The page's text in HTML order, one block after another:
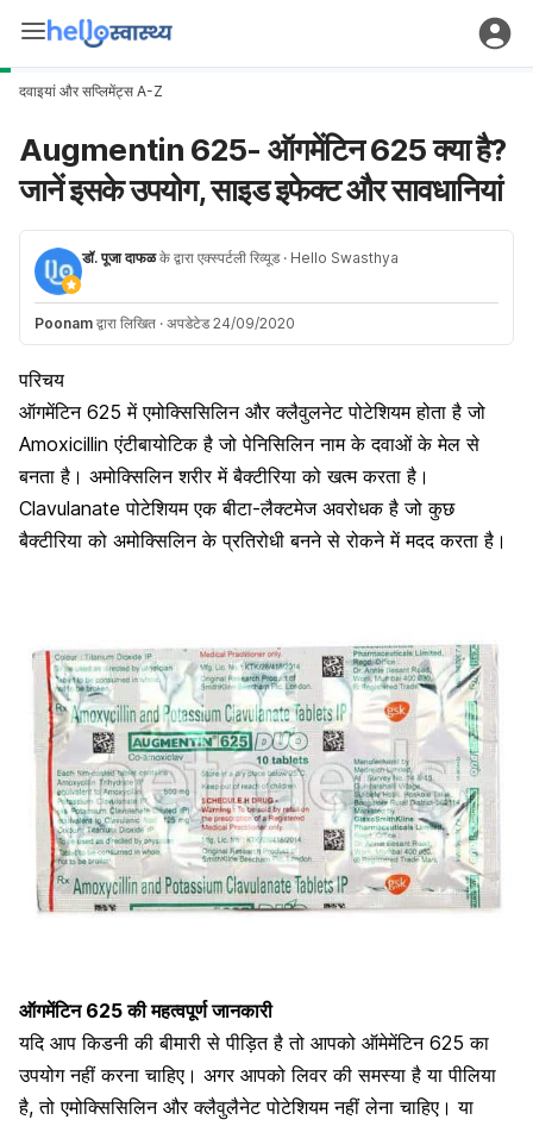
दवाइयां और सप्लिमेंट्स A-Z
Augmentin 625- ऑगमेंटिन 625 क्या है?
जानें इसके उपयोग, साइड इफेक्ट और सावधानियां
डॉ. पूजा दाफळके द्वारा एक्स्पर्टली रिव्यूड · Hello Swasthya
Poonam द्वारा लिखित · अपडेटेड 24/09/2020
परिचय
ऑगमेंटिन 625 में एमोक्सिसिलिन और क्लैवुलनेट पोटेशियम होता है जो
Amoxicillin एंटीबायोटिक है जो पेनिसिलिन नाम के दवाओं के मेल से
बनता है। अमोक्सिलिन शरीर में बैक्टीरिया को खत्म करता है।
Clavulanate पोटेशियम एक बीटा-लैक्टमेज अवरोधक है जो कुछ
बैक्टीरिया को अमोक्सिलिन के प्रतिरोधी बनने से रोकने में मदद करता है।
ऑगमेंटिन 625 की महत्वपूर्ण जानकारी
यदि आप किडनी की बीमारी से पीड़ित है तो आपको ऑमेमेंटिन 625 का
उपयोग नहीं करना चाहिए। अगर आपकोलिवर की समस्या है या पीलिया
है, तो एमोक्सिसिलिन और क्लैवुलैनेट पोटेशियम नहीं लेना चाहिए। या